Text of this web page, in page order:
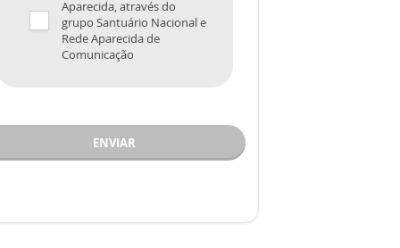
Aparecida, através do
grupo Santuário Nacional e
Rede Aparecida de
Comunicação
ENVIAR